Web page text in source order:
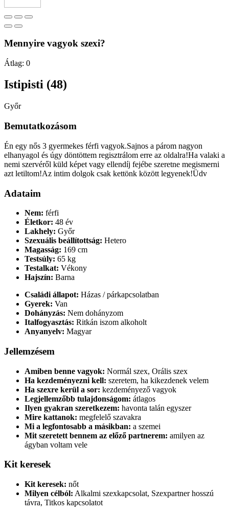
Mennyire vagyok szexi?
Átlag: 0
Istipisti (48)
Győr
Bemutatkozásom
Én egy nős 3 gyermekes férfi vagyok.Sajnos a párom nagyon
elhanyagol és úgy döntöttem regisztrálom erre az oldalra!Ha valaki a
nemi szervéről küld képet vagy ellendíj fejébe szeretne megismerni
azt letiltom!Az intim dolgok csak kettönk között legyenek!Üdv
Adataim
Nem: férfi
Életkor: 48 év
Lakhely: Győr
Szexuális beállítottság: Hetero
Magasság: 169 cm
Testsúly: 65 kg
Testalkat: Vékony
Hajszín: Barna
Családi állapot: Házas / párkapcsolatban
Gyerek: Van
Dohányzás: Nem dohányzom
Italfogyasztás: Ritkán iszom alkoholt
Anyanyelv: Magyar
Jellemzésem
Amiben benne vagyok: Normál szex, Orális szex
Ha kezdeményezni kell: szeretem, ha kikezdenek velem
Ha szexre kerül a sor: kezdeményező vagyok
Legjellemzőbb tulajdonságom: átlagos
Ilyen gyakran szeretkezem: havonta talán egyszer
Mire kattanok: megfelelő szavakra
Mi a legfontosabb a másikban: a szemei
Mit szeretett bennem az előző partnerem: amilyen az
ágyban voltam vele
Kit keresek
Kit keresek: nőt
Milyen célból: Alkalmi szexkapcsolat, Szexpartner hosszú
távra, Titkos kapcsolatot